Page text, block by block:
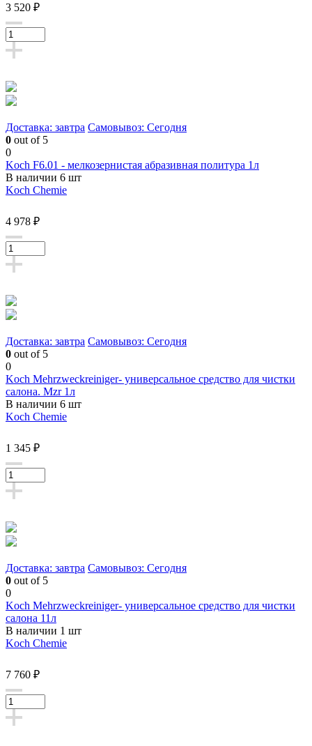
3 520 ₽
Доставка: завтра Самовывоз: Сегодня
0 out of 5
0
Koch F6.01 - мелкозернистая абразивная политура 1л
В наличии 6 шт
Koch Chemie
4 978 ₽
Доставка: завтра Самовывоз: Сегодня
0 out of 5
0
Koch Mehrzweckreiniger- универсальное средство для чистки
салона. Mzr 1л
В наличии 6 шт
Koch Chemie
1 345 ₽
Доставка: завтра Самовывоз: Сегодня
0 out of 5
0
Koch Mehrzweckreiniger- универсальное средство для чистки
салона 11л
В наличии 1 шт
Koch Chemie
7 760 ₽